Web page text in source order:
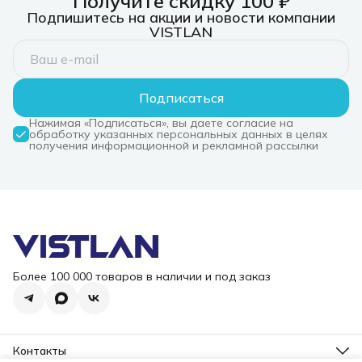
Подпишитесь на акции и новости компании
VISTLAN
Подписаться
Нажимая «Подписаться», вы даете согласие на
обработку указанных персональных данных в целях
получения информационной и рекламной рассылки
Более 100 000 товаров в наличии и под заказ
Контакты